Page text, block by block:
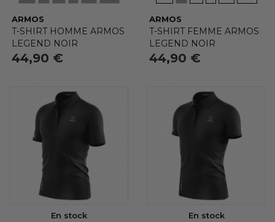
SOUS-CATÉGORIES
Aucun choix disponible pour ce groupe
ARMOS
T-SHIRT HOMME ARMOS
LEGEND NOIR
44,90 €
ARMOS
T-SHIRT FEMME ARMOS
LEGEND NOIR
44,90 €
En stock En stock